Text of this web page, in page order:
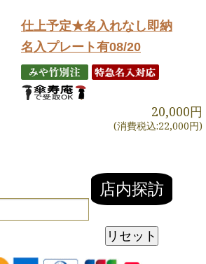
仕上予定★名入れなし即納
名入プレート有08/20
20,000円
(消費税込:22,000円)